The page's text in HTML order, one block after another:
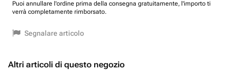
Puoi annullare l'ordine prima della consegna gratuitamente, l'importo ti
verrà completamente rimborsato.
Segnalare articolo
Altri articoli di questo negozio